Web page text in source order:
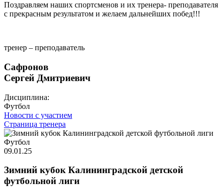
Поздравляем наших спортсменов и их тренера- преподавателя
с прекрасным результатом и желаем дальнейших побед!!!
тренер – преподаватель
Сафронов
Сергей Дмитриевич
Дисциплина:
Футбол
Новости с участием
Страница тренера
Футбол
09.01.25
Зимний кубок Калининградской детской
футбольной лиги